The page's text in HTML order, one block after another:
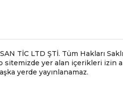
TİC LTD ŞTİ. Tüm Hakları
sitemizde yer alan içerikleri izin
yerde yayınlanamaz.